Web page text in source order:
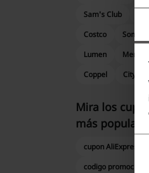
Sam's Club
Costco
Somos
Lumen
Coppel
City Club
Mira los
más populares
cupon AliExpress
codigo promocional